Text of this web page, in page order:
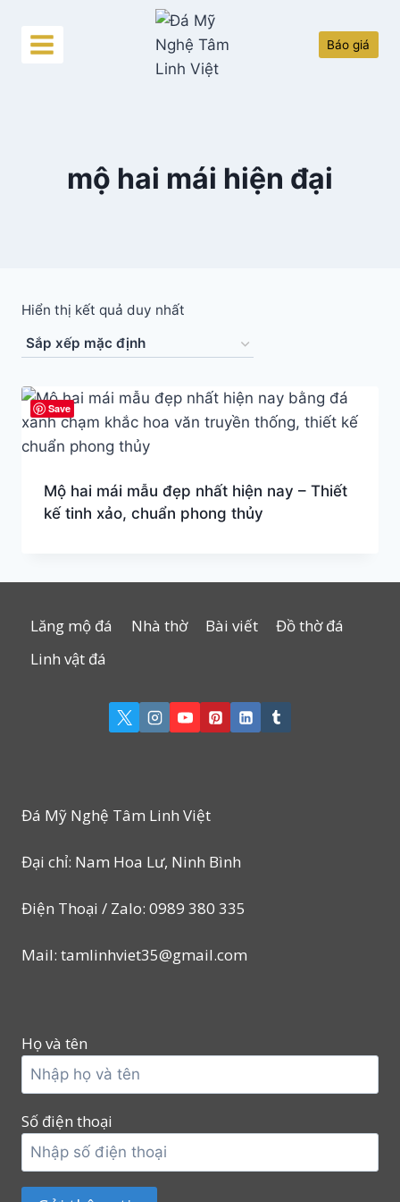
content
Báo giá
mộ hai mái hiện đại
Hiển thị kết quả duy nhất
Save
Mộ hai mái mẫu đẹp nhất hiện nay – Thiết
kế tinh xảo, chuẩn phong thủy
Lăng mộ đá Nhà thờ Bài viết
Đồ thờ đá
Linh vật đá
Đá Mỹ Nghệ Tâm Linh Việt
Đại chỉ: Nam Hoa Lư, Ninh Bình
Điện Thoại / Zalo: 0989 380 335
Mail: tamlinhviet35@gmail.com
Họ và tên
Số điện thoại